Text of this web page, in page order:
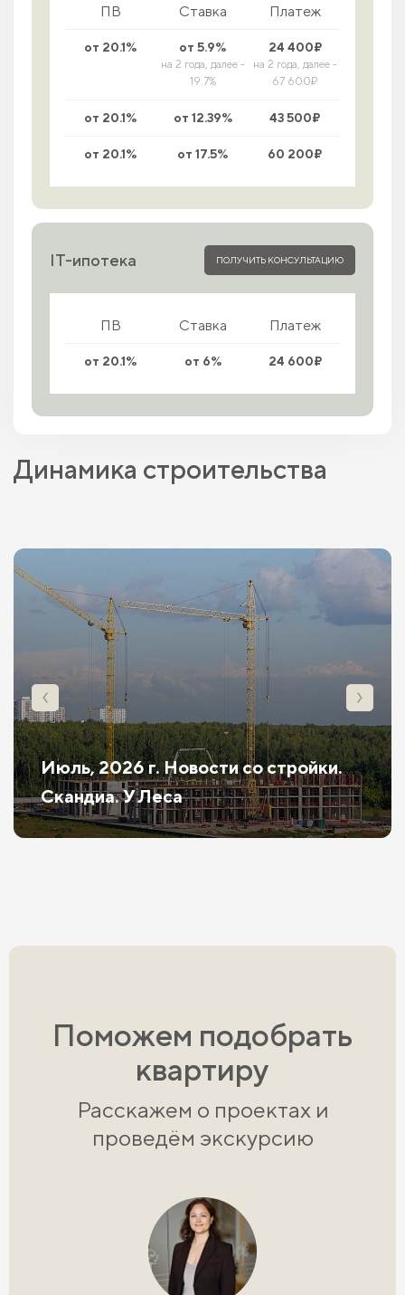
ПВ Ставка Платеж
от 20.1% от 5.9%
на 2 года, далее -
19.7%
24 400₽
на 2 года, далее -
67 600₽
от 20.1% от 12.39% 43 500₽
от 20.1% от 17.5% 60 200₽
IT-ипотека ПОЛУЧИТЬ КОНСУЛЬТАЦИЮ
ПВ Ставка Платеж
от 20.1% от 6% 24 600₽
Динамика строительства
Июль, 2026 г. Новости со стройки.
Скандиа. У Леса
Поможем подобрать
квартиру
Расскажем о проектах и
проведём экскурсию